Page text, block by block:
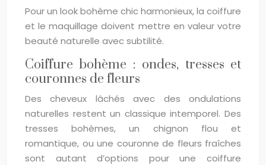
Pour un look bohème chic harmonieux, la coiffure
et le maquillage doivent mettre en valeur votre
beauté naturelle avec subtilité.
Coiffure bohème : ondes, tresses et
couronnes de fleurs
Des cheveux lâchés avec des ondulations
naturelles restent un classique intemporel. Des
tresses bohèmes, un chignon flou et
romantique, ou une couronne de fleurs fraîches
sont autant d’options pour une coiffure